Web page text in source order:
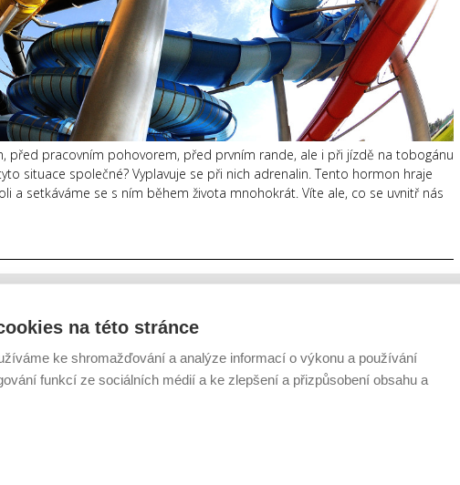
před pracovním pohovorem, před prvním rande, ale i při jízdě na tobogánu
situace společné? Vyplavuje se při nich adrenalin. Tento hormon hraje
a setkáváme se s ním během života mnohokrát. Víte ale, co se uvnitř nás
na této stránce
ke shromažďování a analýze informací o výkonu a používání
funkcí ze sociálních médií a ke zlepšení a přizpůsobení obsahu a